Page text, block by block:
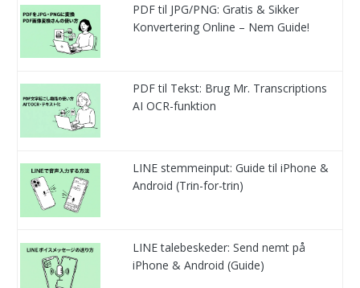
PDF til JPG/PNG: Gratis & Sikker
Konvertering Online – Nem Guide!
PDF til Tekst: Brug Mr. Transcriptions
AI OCR-funktion
LINE stemmeinput: Guide til iPhone &
Android (Trin-for-trin)
LINE talebeskeder: Send nemt på
iPhone & Android (Guide)